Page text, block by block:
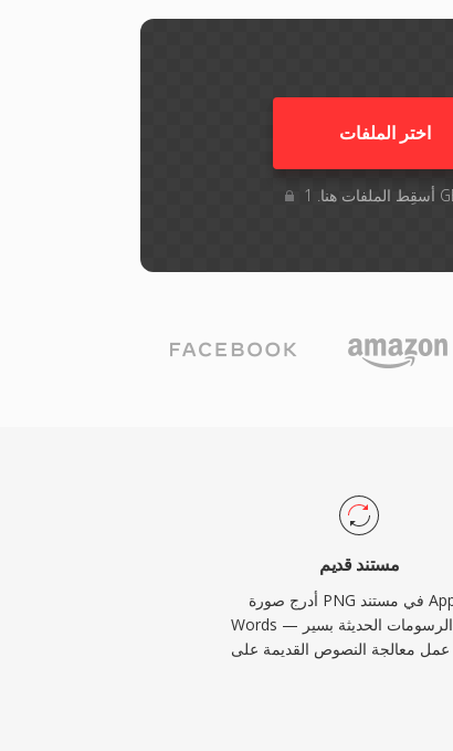
اختر الملفات
مستند قديم
أدرج صورة PNG في مستند Applix
Words — اربط الرسومات الحديثة بسير